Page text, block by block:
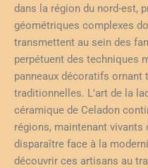
dans la région du nord-est,
géométriques complexes
transmettent au sein des
perpétuent des techniques
panneaux décoratifs ornant
traditionnelles. L'art de la
céramique de Celadon
régions, maintenant
disparaître face à la
découvrir ces artisans au